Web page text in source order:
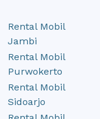
Rental Mobil
Jambi
Rental Mobil
Purwokerto
Rental Mobil
Sidoarjo